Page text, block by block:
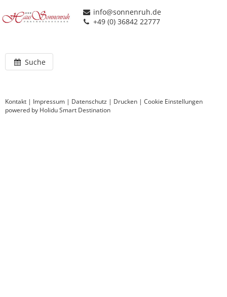
info@sonnenruh.de
+49 (0) 36842 22777
Suche
Kontakt | Impressum | Datenschutz | Drucken | Cookie Einstellungen
powered by Holidu Smart Destination